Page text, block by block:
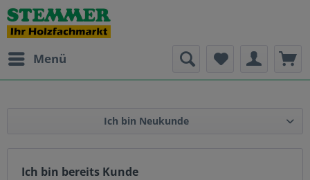
Menü
Ich bin Neukunde
Ich bin bereits Kunde